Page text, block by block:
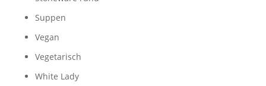
Suppen
Vegan
Vegetarisch
White Lady